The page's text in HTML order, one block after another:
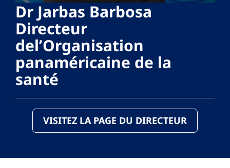
Dr Jarbas Barbosa
Directeur
del’Organisation
panaméricaine de la
santé
VISITEZ LA PAGE DU DIRECTEUR